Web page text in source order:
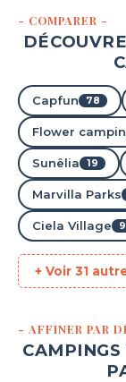
Camping
Hourtin,
Aucune
- COMPARER -
Capfun 78
Flower
Sunêlia 19
Marvilla Parks
Ciela Village 9
+ Voir 31
- AFFINER PAR